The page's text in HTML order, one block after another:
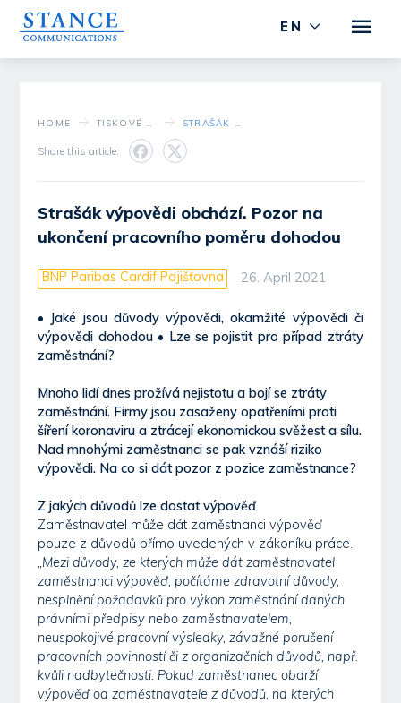
EN
HOME
Share this article:
Strašák výpovědi obchází. Pozor na
ukončení pracovního poměru dohodou
BNP Paribas Cardif Pojišťovna 26. April 2021
• Jaké jsou důvody výpovědi, okamžité výpovědi či
výpovědi dohodou • Lze se pojistit pro případ ztráty
zaměstnání?
Mnoho lidí dnes prožívá nejistotu a bojí se ztráty
zaměstnání. Firmy jsou zasaženy opatřeními proti
šíření koronaviru a ztrácejí ekonomickou svěžest a sílu.
Nad mnohými zaměstnanci se pak vznáší riziko
výpovědi. Na co si dát pozor z pozice zaměstnance?
Z jakých důvodů lze dostat výpověď
Zaměstnavatel může dát zaměstnanci výpověď
pouze z důvodů přímo uvedených v zákoníku práce.
„Mezi důvody, ze kterých může dát zaměstnavatel
zaměstnanci výpověď, počítáme zdravotní důvody,
nesplnění požadavků pro výkon zaměstnání daných
právními předpisy nebo zaměstnavatelem,
neuspokojivé pracovní výsledky, závažné porušení
pracovních povinností či z organizačních důvodů, např.
kvůli nadbytečnosti. Pokud zaměstnanec obdrží
výpověď od zaměstnavatele z důvodů, na kterých